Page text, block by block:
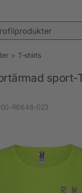
T-shirts
sport-
R6648-023